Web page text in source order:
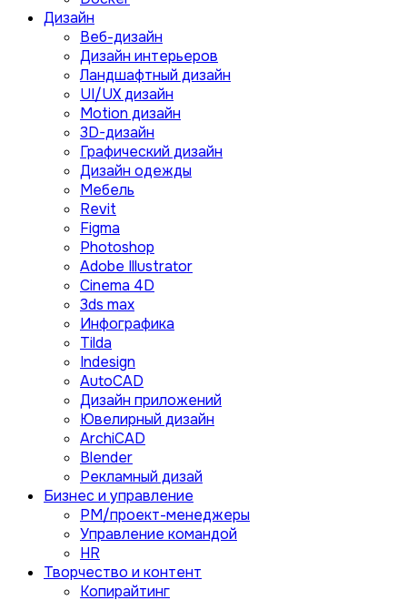
Дизайн
Веб-дизайн
Дизайн интерьеров
Ландшафтный дизайн
UI/UX дизайн
Motion дизайн
3D-дизайн
Графический дизайн
Дизайн одежды
Мебель
Revit
Figma
Photoshop
Adobe Illustrator
Сinema 4D
3ds max
Инфографика
Tilda
Indesign
AutoCAD
Дизайн приложений
Ювелирный дизайн
ArchiCAD
Blender
Рекламный дизай
Бизнес и управление
PM/проект-менеджеры
Управление командой
HR
Творчество и контент
Копирайтинг